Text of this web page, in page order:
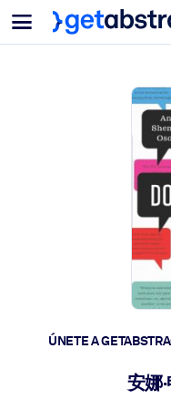
Menu
Para equipos y
Upskilling en IA
Dote a sus empleados
Desarrollo de
Prepare a sus líderes
Aprendizaje
Facilite que los
reales y actúen más
Upskilling y
Construya una fuerza
Para sistemas de IA
ÚNETE A
安娜